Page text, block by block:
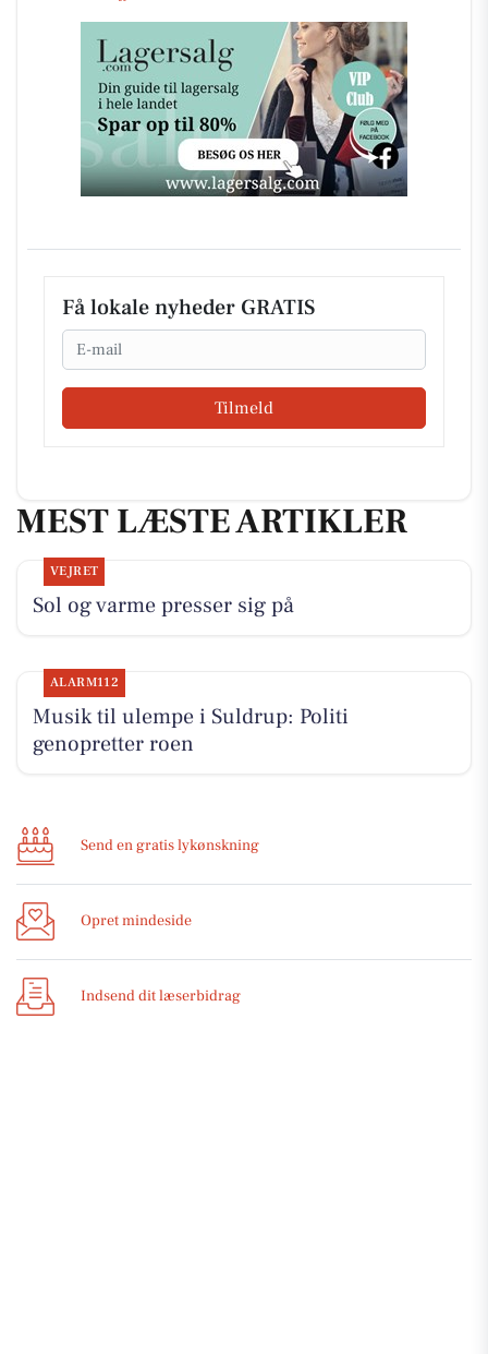
Få lokale nyheder GRATIS
Email
Tilmeld
MEST LÆSTE ARTIKLER
VEJRET
Sol og varme presser sig på
ALARM112
Musik til ulempe i Suldrup: Politi
genopretter roen
Send en gratis lykønskning
Opret mindeside
Indsend dit læserbidrag